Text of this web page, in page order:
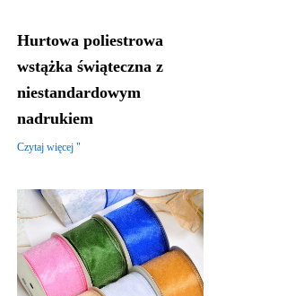
Hurtowa poliestrowa
wstążka świąteczna z
niestandardowym
nadrukiem
Czytaj więcej "